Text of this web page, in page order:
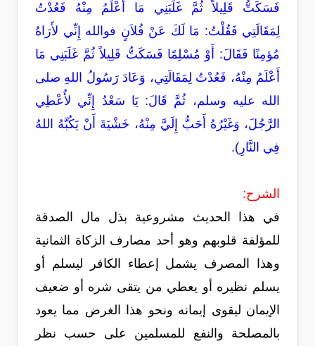
فَسَكَتُّ قَلِيلاً ثُمَّ غَلَبَنِي مَا أَعْلَمُ مِنْهُ فَعُدْتُ
لِمَقَالَتِي فَقُلْتُ: مَا لَكَ عَنْ فُلاَنٍ فوالله إِنِّي لأَرَاهُ
مُؤمِنًا فَقَالَ: أَوْ مُسْلِمًا فَسَكَتُّ قَلِيلاً ثُمَّ غَلَبَنِي مَا
أَعْلَمُ مِنْهُ، فَعُدْتُ لِمَقَالَتِي، وَعَادَ رَسُولُ اللهِ صلى
الله عليه وسلم، ثُمَّ قَالَ: يَا سَعْدُ إِنِّي لأُعْطِي
الرَّجُلَ، وَغَيْرُهُ أَحَبُّ إِلَيَّ مِنْهُ، خَشْيَةَ أَنْ يَكُبَّهُ اللهُ
فِي النَّارِ).
الشرح:
في هذا الحديث مشروعية بذل مال الصدقة
للمؤلفة قلوبهم وهو أحد مصارف الزكاة الثمانية
وهذا المصرف يشمل إعطاء الكافر ليسلم أو
يسلم نظيره أو يعطي من يتقى شره أو ضعيف
الإيمان ليقوى إيمانه ونحو هذا الغرض مما يعود
بالمصلحة والنفع للمسلمين على حسب نظر